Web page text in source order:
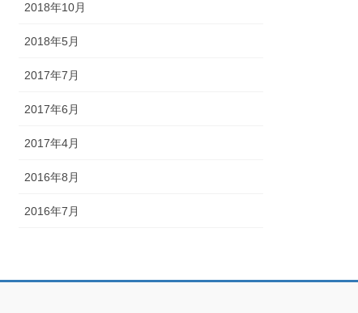
2018年10月
2018年5月
2017年7月
2017年6月
2017年4月
2016年8月
2016年7月